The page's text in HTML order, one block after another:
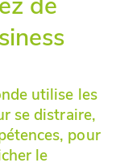
utilise les
se distraire,
pour
le